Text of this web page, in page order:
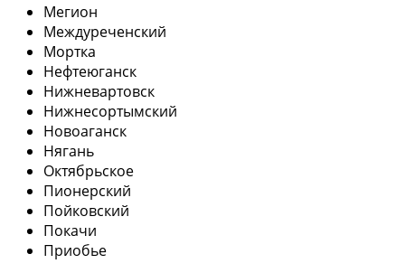
Мегион
Междуреченский
Мортка
Нефтеюганск
Нижневартовск
Нижнесортымский
Новоаганск
Нягань
Октябрьское
Пионерский
Пойковский
Покачи
Приобье